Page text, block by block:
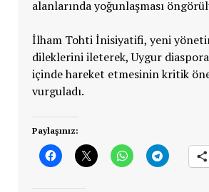
alanlarında yoğunlaşması
İlham Tohti İnisiyatifi, yeni
dileklerini ileterek, Uygur
içinde hareket etmesinin kritik
vurguladı.
Paylaşınız: